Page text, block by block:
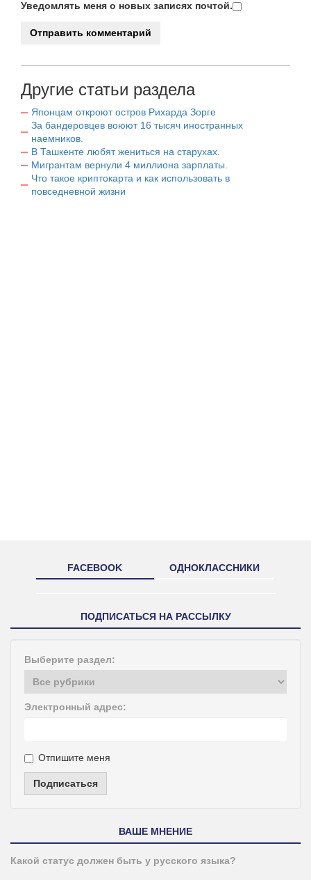
Уведомлять меня о новых записях почтой.
Другие статьи раздела
Японцам откроют остров Рихарда Зорге
За бандеровцев воюют 16 тысяч иностранных
наемников.
В Ташкенте любят жениться на старухах.
Мигрантам вернули 4 миллиона зарплаты.
Что такое криптокарта и как использовать в
повседневной жизни
FACEBOOK ОДНОКЛАССНИКИ
ПОДПИСАТЬСЯ НА РАССЫЛКУ
Выберите раздел:
Электронный адрес:
Отпишите меня
Подписаться
ВАШЕ МНЕНИЕ
Какой статус должен быть у русского языка?